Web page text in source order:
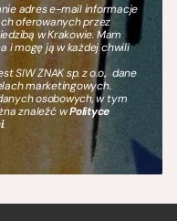
adres e-mail informacje
oferowanych przez
w Krakowie. Mam
i mogę ją w każdej chwili
SIW ZNAK sp. z o.o., dane
marketingowych.
osobowych, w tym
znaleźć wPolityce
.